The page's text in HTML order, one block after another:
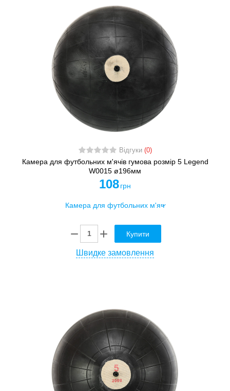
Відгуки (0)
Камера для футбольних м'ячів гумова розмір 5 Legend
W0015 ø196мм
108 грн
Купити
Швидке замовлення